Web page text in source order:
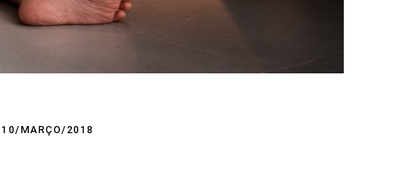
10/MARÇO/2018